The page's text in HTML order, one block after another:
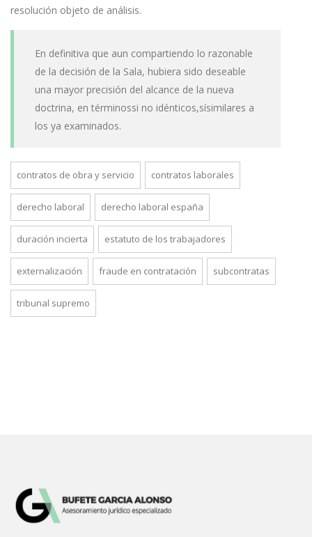
resolución objeto de análisis.
En definitiva que aun compartiendo lo razonable
de la decisión de la Sala, hubiera sido deseable
una mayor precisión del alcance de la nueva
doctrina, en términossi no idénticos,sísimilares a
los ya examinados.
contratos de obra y servicio contratos laborales
derecho laboral derecho laboral españa
duración incierta estatuto de los trabajadores
externalización fraude en contratación subcontratas
tribunal supremo